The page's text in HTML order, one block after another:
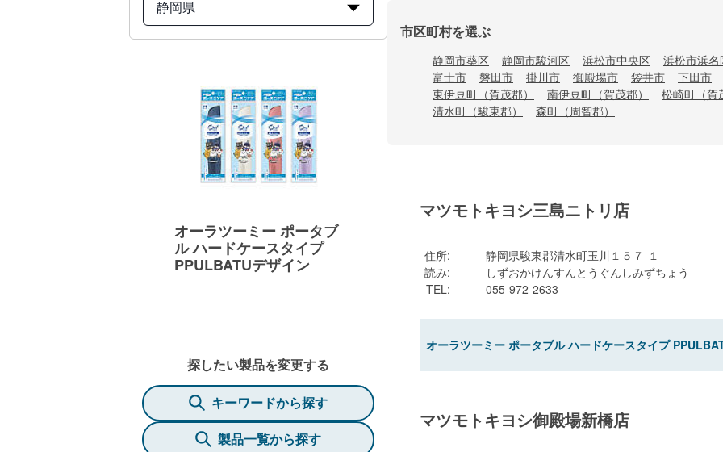
静岡県
オーラツーミー ポータブ
ル ハードケースタイプ
PPULBATUデザイン
探したい製品を変更する
キーワードから探す
製品一覧から探す
市区町村を選ぶ
静岡市葵区 静岡市駿河区 浜松市中央区 浜松市浜名
富士市
磐田市 掛川市 御殿場市 袋井市 下田市
東伊豆町（賀茂郡）
南伊豆町（賀茂郡） 松崎町（賀
清水町（駿東郡）
森町（周智郡）
マツモトキヨシ三島ニトリ店
住所:
静岡県駿東郡清水町玉川１５７-１
読み:
しずおかけんすんとうぐんしみずちょう
TEL: 055-972-2633
オーラツーミー ポータブル ハードケースタイプ
マツモトキヨシ御殿場新橋店